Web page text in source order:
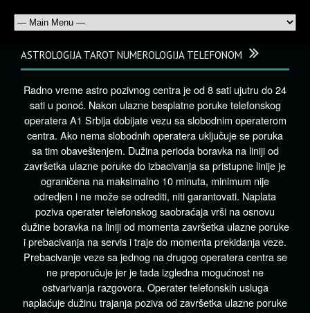
ASTROLOGIJA TAROT NUMEROLOGIJA TELEFONOM
Radno vreme astro pozivnog centra je od 8 sati ujutru do 24
sati u ponoć. Nakon ulazne besplatne poruke telefonskog
operatera A1 Srbija dobijate vezu sa slobodnim operaterom
centra. Ako nema slobodnih operatera uključuje se poruka
sa tim obaveštenjem. Dužina perioda boravka na liniji od
završetka ulazne poruke do izbacivanja sa pristupne linije je
ograničena na maksimalno 10 minuta, minimum nije
odredjen i ne može se odrediti, niti garantovati. Naplata
poziva operater telefonskog saobraćaja vrši na osnovu
dužine boravka na liniji od momenta završetka ulazne poruke
i prebacivanja na servis i traje do momenta prekidanja veze.
Prebacivanje veze sa jednog na drugog operatera centra se
ne preporučuje jer je tada izgledna mogućnost ne
ostvarivanja razgovora. Operater telefonskih usluga
naplaćuje dužinu trajanja poziva od završetka ulazne poruke